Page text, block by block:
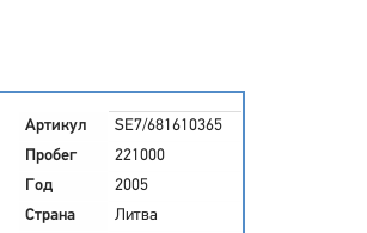
Артикул
SE7/681610365
Пробег
221000
Год
2005
Страна
Литва